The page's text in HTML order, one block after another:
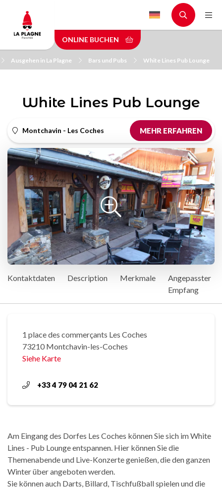
main
content
ONLINE BUCHEN
Ausgehen in La Plagne Bars und Pubs White Lines Pub Lounge
White Lines Pub Lounge
Montchavin - Les Coches MEHR ERFAHREN
Kontaktdaten Description Merkmale
Angepasster
Empfang
1 place des commerçants Les Coches
73210 Montchavin-les-Coches
Siehe Karte
+33 4 79 04 21 62
Am Eingang des Dorfes Les Coches können Sie sich im White
Lines - Pub Lounge entspannen. Hier können Sie die
Themenabende und Live-Konzerte genießen, die den ganzen
Winter über angeboten werden.
Sie können auch Darts, Billard, Tischfußball spielen und die